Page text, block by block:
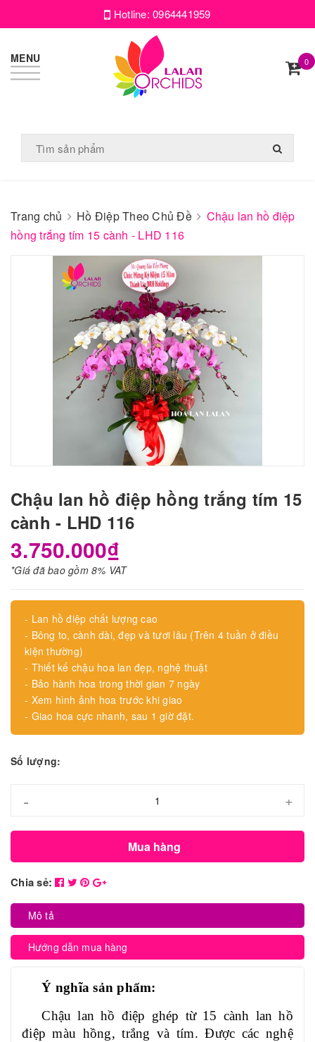
Hotline:0964441959
MENU 0
Trang chủ Hồ Điệp Theo Chủ Đề
Chậu lan hồ điệp
hồng trắng tím 15 cành - LHD 116
Chậu lan hồ điệp hồng trắng tím 15
cành - LHD 116
3.750.000₫
*Giá đã bao gồm 8% VAT
- Lan hồ điệp chất lượng cao
- Bông to, cành dài, đẹp và tươi lâu (Trên 4 tuần ở điều
kiện thường)
- Thiết kế chậu hoa lan đẹp, nghệ thuật
- Bảo hành hoa trong thời gian 7 ngày
- Xem hình ảnh hoa trước khi giao
- Giao hoa cực nhanh, sau 1 giờ đặt.
Số lượng:
- +
Mua hàng
Chia sẻ:
Mô tả
Hướng dẫn mua hàng
Ý nghĩa sản phẩm:
Chậu lan hồ điệp ghép từ 15 cành lan hồ
điệp màu hồng, trắng và tím. Được các nghệ